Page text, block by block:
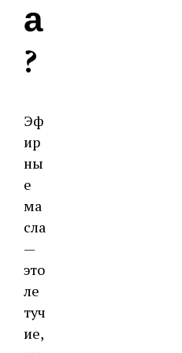
а
?
Эф
ир
ны
е
ма
сла
—
это
ле
туч
ие,